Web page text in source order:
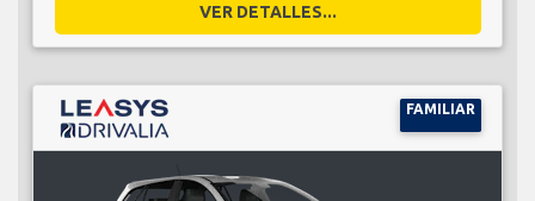
VER DETALLES...
FAMILIAR